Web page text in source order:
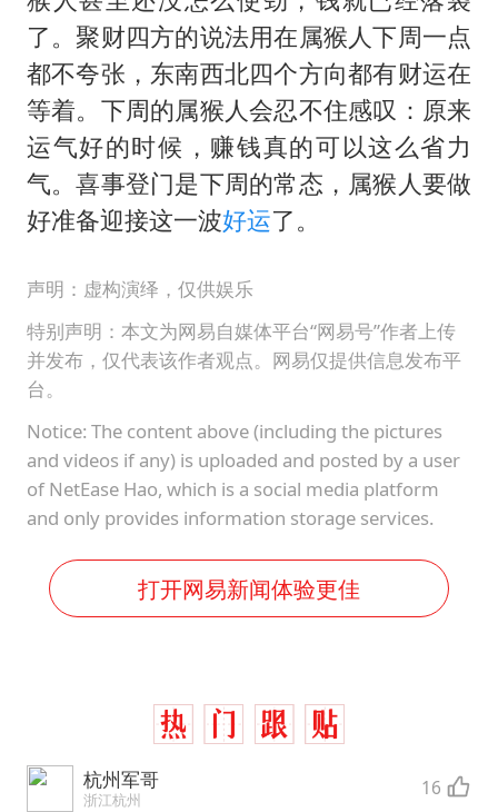
了。聚财四方的说法用在属猴人下周一点
都不夸张，东南西北四个方向都有财运在
等着。下周的属猴人会忍不住感叹：原来
运气好的时候，赚钱真的可以这么省力
气。喜事登门是下周的常态，属猴人要做
好准备迎接这一波好运了。
声明：虚构演绎，仅供娱乐
特别声明：本文为网易自媒体平台“网易号”作者上传
并发布，仅代表该作者观点。网易仅提供信息发布平
台。
Notice: The content above (including the pictures
and videos if any) is uploaded and posted by a user
of NetEase Hao, which is a social media platform
and only provides information storage services.
打开网易新闻体验更佳
杭州军哥
浙江杭州 16